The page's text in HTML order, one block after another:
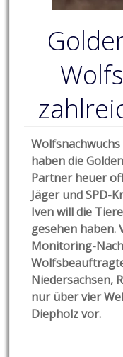
haben die
Partner heuer
Jäger und SPD-
Iven will die
gesehen haben.
Monitoring-
Niedersachsen,
nur über vier
Diepholz vor.